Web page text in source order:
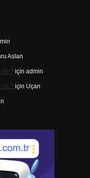
Aslan
mi ? için admin
mi ? için Uçan